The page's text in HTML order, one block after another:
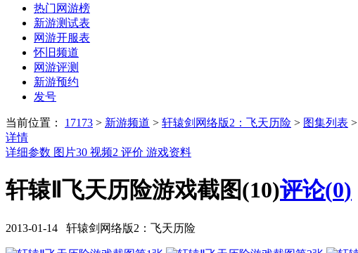
热门网游榜
新游测试表
网游开服表
怀旧频道
网游评测
新游预约
发号
当前位置： 17173 > 新游频道 > 轩辕剑网络版2：飞天历险 > 图集列表 >
详情
详细参数 图片30 视频2 评价 游戏资料
轩辕Ⅱ飞天历险游戏截图(10)评论(0)
2013-01-14 轩辕剑网络版2：飞天历险